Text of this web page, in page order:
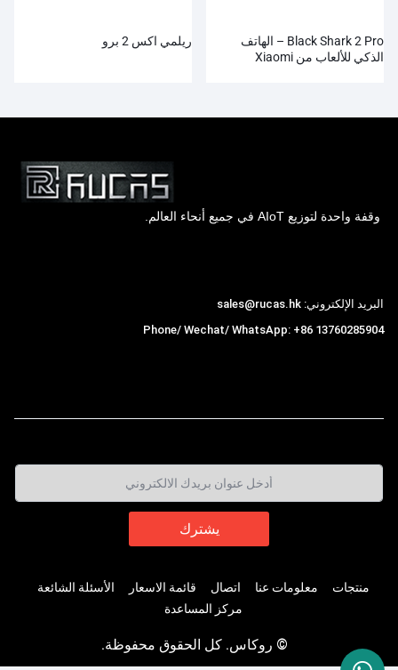
Black Shark 2 Pro – الهاتف
الذكي للألعاب من Xiaomi
ريلمي اكس 2 برو
وقفة واحدة لتوزيع AIoT في جميع أنحاء العالم.
البريد الإلكتروني: sales@rucas.hk
Phone/ Wechat/ WhatsApp: +86 13760285904
منتجات معلومات عنا اتصال قائمة الاسعار
الأسئلة الشائعة
مركز المساعدة
© روكاس. كل الحقوق محفوظة.